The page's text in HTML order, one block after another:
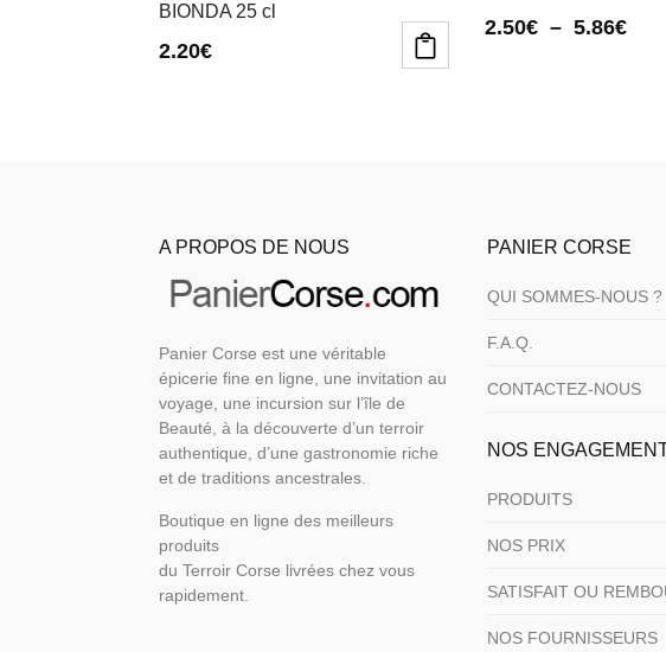
BIONDA 25 cl
2.20€
2.50€ – 5.86€
peuvent
choisies
page
produit
peuvent
choisies
page
produit
A PROPOS DE NOUS
Panier Corse est une véritable
épicerie fine en ligne, une invitation au
voyage, une incursion sur l’île de
Beauté, à la découverte d’un terroir
authentique, d’une gastronomie riche
et de traditions ancestrales.
Boutique en ligne des meilleurs
produits
du Terroir Corse livrées chez vous
rapidement.
PANIER CORSE
QUI SOMMES-NOUS ?
F.A.Q.
CONTACTEZ-NOUS
NOS
PRODUITS
NOS PRIX
SATISFAIT OU
NOS FOURNISSEURS